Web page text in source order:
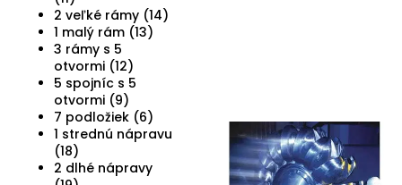
2 veľké rámy (14)
1 malý rám (13)
3 rámy s 5
otvormi (12)
5 spojníc s 5
otvormi (9)
7 podložiek (6)
1 strednú nápravu
(18)
2 dlhé nápravy